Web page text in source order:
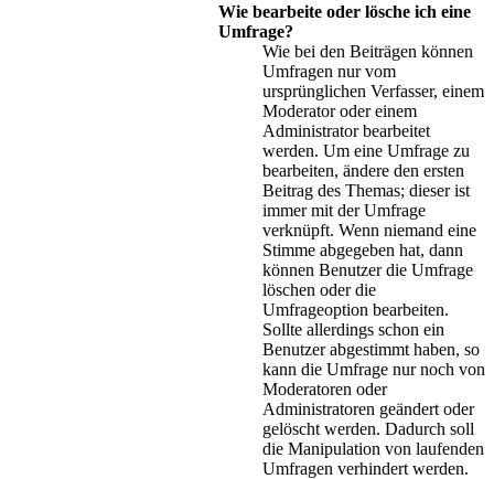
Wie bearbeite oder lösche ich eine
Umfrage?
Wie bei den Beiträgen können
Umfragen nur vom
ursprünglichen Verfasser, einem
Moderator oder einem
Administrator bearbeitet
werden. Um eine Umfrage zu
bearbeiten, ändere den ersten
Beitrag des Themas; dieser ist
immer mit der Umfrage
verknüpft. Wenn niemand eine
Stimme abgegeben hat, dann
können Benutzer die Umfrage
löschen oder die
Umfrageoption bearbeiten.
Sollte allerdings schon ein
Benutzer abgestimmt haben, so
kann die Umfrage nur noch von
Moderatoren oder
Administratoren geändert oder
gelöscht werden. Dadurch soll
die Manipulation von laufenden
Umfragen verhindert werden.